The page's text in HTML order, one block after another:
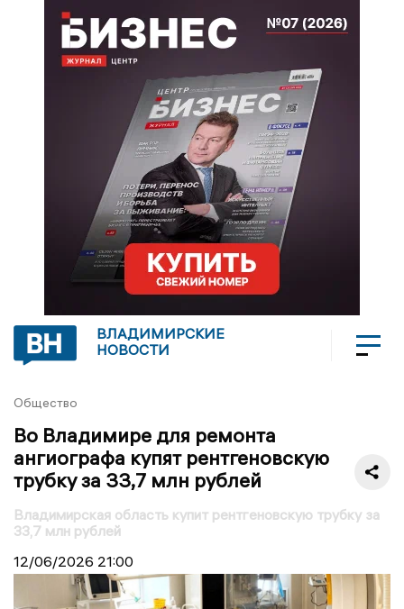
ВЛАДИМИРСКИЕ
НОВОСТИ
Общество
Во Владимире для ремонта
ангиографа купят рентгеновскую
трубку за 33,7 млн рублей
Владимирская область купит рентгеновскую трубку за
33,7 млн рублей
12/06/2026 21:00